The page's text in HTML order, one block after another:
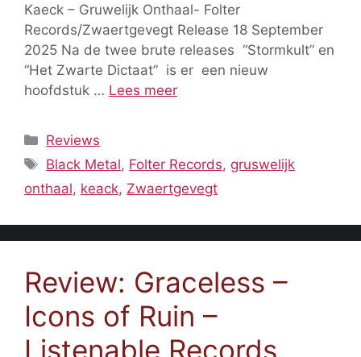
Kaeck – Gruwelijk Onthaal- Folter
Records/Zwaertgevegt Release 18 September
2025 Na de twee brute releases “Stormkult” en
“Het Zwarte Dictaat” is er een nieuw
hoofdstuk … Lees meer
Categorieën
Reviews
Tags
Black Metal, Folter Records, gruswelijk
onthaal, keack, Zwaertgevegt
Review: Graceless –
Icons of Ruin –
Listenable Records